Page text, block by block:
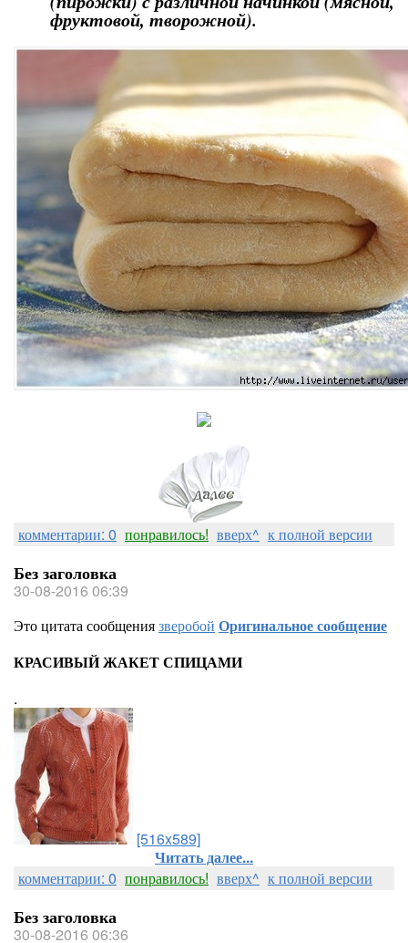
фруктовой, творожной).
комментарии: 0 понравилось! вверх^ к полной версии
Без заголовка
30-08-2016 06:39
Это цитата сообщениязверобой Оригинальное сообщение
КРАСИВЫЙ ЖАКЕТ СПИЦАМИ
.
[516x589]
Читать далее...
комментарии: 0 понравилось! вверх^ к полной версии
Без заголовка
30-08-2016 06:36